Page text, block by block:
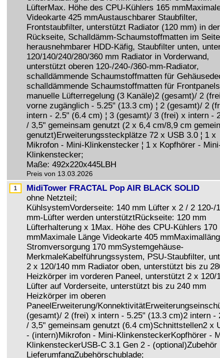
LüfterMax. Höhe des CPU-Kühlers 165
Videokarte 425 mmAustauschbarer Staubfilter,
Frontstaubfilter, unterstützt Radiator (120 mm) in der
Rückseite, Schalldämm-Schaumstoffmatten im
herausnehmbarer HDD-Käfig, Staubfilter unten,
120/140/240/280/360 mm Radiator in Vorderwand,
unterstützt oberen 120-/240-/360-mm-Radiator,
schalldämmende Schaumstoffmatten für
schalldämmende Schaumstoffmatten für
manuelle Lüfterregelung (3 Kanäle)2 (gesamt)/ 2
vorne zugänglich - 5.25" (13.3 cm) ¦ 2 (gesamt)/ 2
intern - 2.5" (6.4 cm) ¦ 3 (gesamt)/ 3 (frei) x intern -
/ 3,5" gemeinsam genutzt (2 x 6,4 cm/8,9 cm
genutzt)Erweiterungssteckplätze 72 x USB 3.0 ¦ 1 x
Mikrofon - Mini-Klinkenstecker ¦ 1 x Kopfhörer -
Klinkenstecker;
Maße: 492x220x445LBH
Preis von 13.03.2026
MidiTower FRACTAL Pop AIR BLACK SOLID
ohne Netzteil;
KühlsystemVorderseite: 140 mm Lüfter x 2 / 2 120-/
mm-Lüfter werden unterstütztRückseite: 120 mm
Lüfterhalterung x 1Max. Höhe des CPU-Kühlers 170
mmMaximale Länge Videokarte 405
Stromversorgung 170 mmSystemgehäuse-
MerkmaleKabelführungssystem, PSU-Staubfilter,
2 x 120/140 mm Radiator oben, unterstützt bis zu
Heizkörper im vorderen Paneel, unterstützt 2 x 120/
Lüfter auf Vorderseite, unterstützt bis zu 240 mm
Heizkörper im oberen
PaneelErweiterung/
(gesamt)/ 2 (frei) x intern - 5.25" (13.3 cm)2 intern -
/ 3,5" gemeinsam genutzt (6.4 cm)Schnittstellen2 x
- (intern)Mikrofon - Mini-KlinkensteckerKopfhörer -
KlinkensteckerUSB-C 3.1 Gen 2 - (optional)Zubehör
LieferumfangZubehörschublade;